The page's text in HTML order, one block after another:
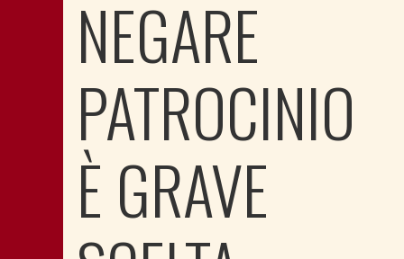
NEGARE
PATROCINIO
È GRAVE